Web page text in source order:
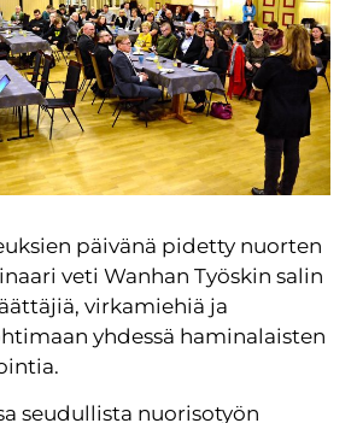
päivänä pidetty nuorten
veti Wanhan Työskin salin
virkamiehiä ja
yhdessä haminalaisten
seudullista nuorisotyön